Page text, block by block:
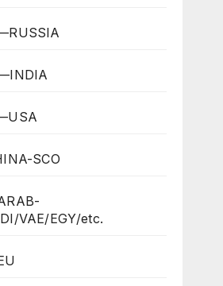
SCO
VAE/EGY/etc.